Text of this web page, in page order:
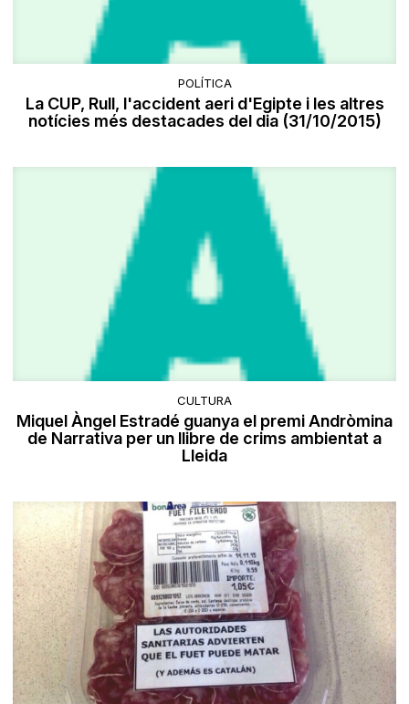
POLÍTICA
La CUP, Rull, l'accident aeri d'Egipte i les altres
notícies més destacades del dia (31/10/2015)
CULTURA
Miquel Àngel Estradé guanya el premi Andròmina
de Narrativa per un llibre de crims ambientat a
Lleida